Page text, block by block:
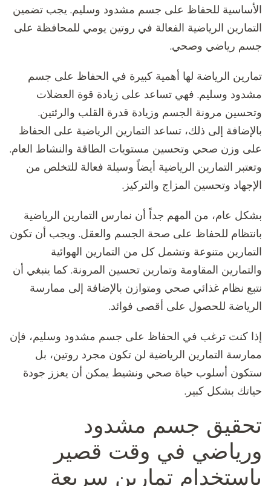
الأساسية للحفاظ على جسم مشدود وسليم. يجب تضمين
التمارين الرياضية الفعالة في روتين يومي للمحافظة على
جسم رياضي وصحي.
تمارين الرياضة لها أهمية كبيرة في الحفاظ على جسم
مشدود وسليم. فهي تساعد على زيادة قوة العضلات
وتحسين مرونة الجسم وزيادة قدرة القلب والرئتين.
بالإضافة إلى ذلك، تساعد التمارين الرياضية على الحفاظ
على وزن صحي وتحسين مستويات الطاقة والنشاط العام.
وتعتبر التمارين الرياضية أيضاً وسيلة فعالة للتخلص من
الإجهاد وتحسين المزاج والتركيز.
بشكل عام، من المهم جداً أن نمارس التمارين الرياضية
بانتظام للحفاظ على صحة الجسم والعقل. ويجب أن تكون
التمارين متنوعة وتشمل كل من التمارين الهوائية
والتمارين المقاومة وتمارين تحسين المرونة. كما ينبغي أن
نتبع نظام غذائي صحي ومتوازن بالإضافة إلى ممارسة
الرياضة للحصول على أقصى فوائد.
إذا كنت ترغب في الحفاظ على جسم مشدود وسليم، فإن
ممارسة التمارين الرياضية لن تكون مجرد روتين، بل
ستكون أسلوب حياة صحي ونشيط يمكن أن يعزز جودة
حياتك بشكل كبير.
تحقيق جسم مشدود
ورياضي في وقت قصير
باستخدام تمارين سريعة